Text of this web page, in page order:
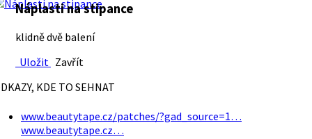
Náplasti na stipance
klidně dvě balení
Uložit Zavřít
KDE TO SEHNAT
www.beautytape.cz/patches/?gad_source=1…
www.beautytape.cz…